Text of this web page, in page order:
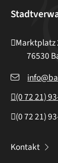
Marktplatz
76530
(07221)
(07221)
Kontakt